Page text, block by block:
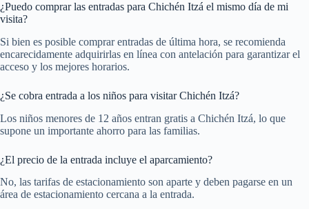
¿Puedo comprar las entradas para Chichén Itzá el mismo día de mi
visita?
Si bien es posible comprar entradas de última hora, se recomienda
encarecidamente adquirirlas en línea con antelación para garantizar el
acceso y los mejores horarios.
¿Se cobra entrada a los niños para visitar Chichén Itzá?
Los niños menores de 12 años entran gratis a Chichén Itzá, lo que
supone un importante ahorro para las familias.
¿El precio de la entrada incluye el aparcamiento?
No, las tarifas de estacionamiento son aparte y deben pagarse en un
área de estacionamiento cercana a la entrada.